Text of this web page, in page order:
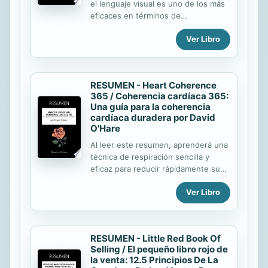
sea usted empleado, ejecutivo de
una pequeña empresa o de un gran
grupo, tiene dificultades para llegar a
el lenguaje visual es uno de los más
eficaces en términos de
comprensión mutua, acción
constructiva y creatividad. También
descubrirá : que el garabateo no es
beneficioso para la psique que las
representaciones visuales son
verdaderos lenguajes con parte
entera; cómo mejorar o transformar
sus métodos de trabajo gracias al
garabateo. El término "garabatear"
suele evocar los dibujos de los
niños. En realidad, es un lenguaje
creativo universal. En "Le gribouille,
c'est tout un art", un libro a la vez
Ver Libro
RESUMEN - Heart Coherence
365 / Coherencia cardíaca 365:
Una guía para la coherencia
cardíaca duradera por David
O'Hare
Al leer este resumen, aprenderá una
técnica de respiración sencilla y
eficaz para reducir rápidamente su
estrés. También aprenderá : cómo
producir a voluntad un estado de
coherencia cardíaca; cómo gestionar
cotidiana; cómo mejorar sus
parámetros fisiológicos cómo perder
peso ; cómo reaccionar mejor ante
las situaciones. Cuando está
Ver Libro
RESUMEN - Little Red Book Of
Selling / El pequeño libro rojo de
la venta: 12.5 Principios De La